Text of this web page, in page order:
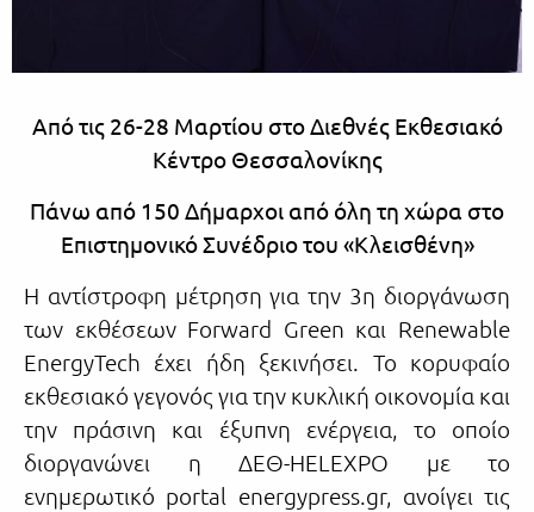
Από τις 26-28 Μαρτίου στο Διεθνές Εκθεσιακό
Κέντρο Θεσσαλονίκης
Πάνω από 150 Δήμαρχοι από όλη τη χώρα στο
Επιστημονικό Συνέδριο του «Κλεισθένη»
Η αντίστροφη μέτρηση για την 3η διοργάνωση
των εκθέσεων Forward Green και Renewable
EnergyTech έχει ήδη ξεκινήσει. Το κορυφαίο
εκθεσιακό γεγονός για την κυκλική οικονομία και
την πράσινη και έξυπνη ενέργεια, το οποίο
διοργανώνει η ΔΕΘ-HELEXPO με το
ενημερωτικό portal energypress.gr, ανοίγει τις